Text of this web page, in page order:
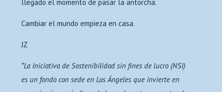
llegado el momento de pasar la antorcha.
Cambiar el mundo empieza en casa.
JZ
*La Iniciativa de Sostenibilidad sin fines de lucro (NSI)
es un fondo con sede en Los Ángeles que invierte en